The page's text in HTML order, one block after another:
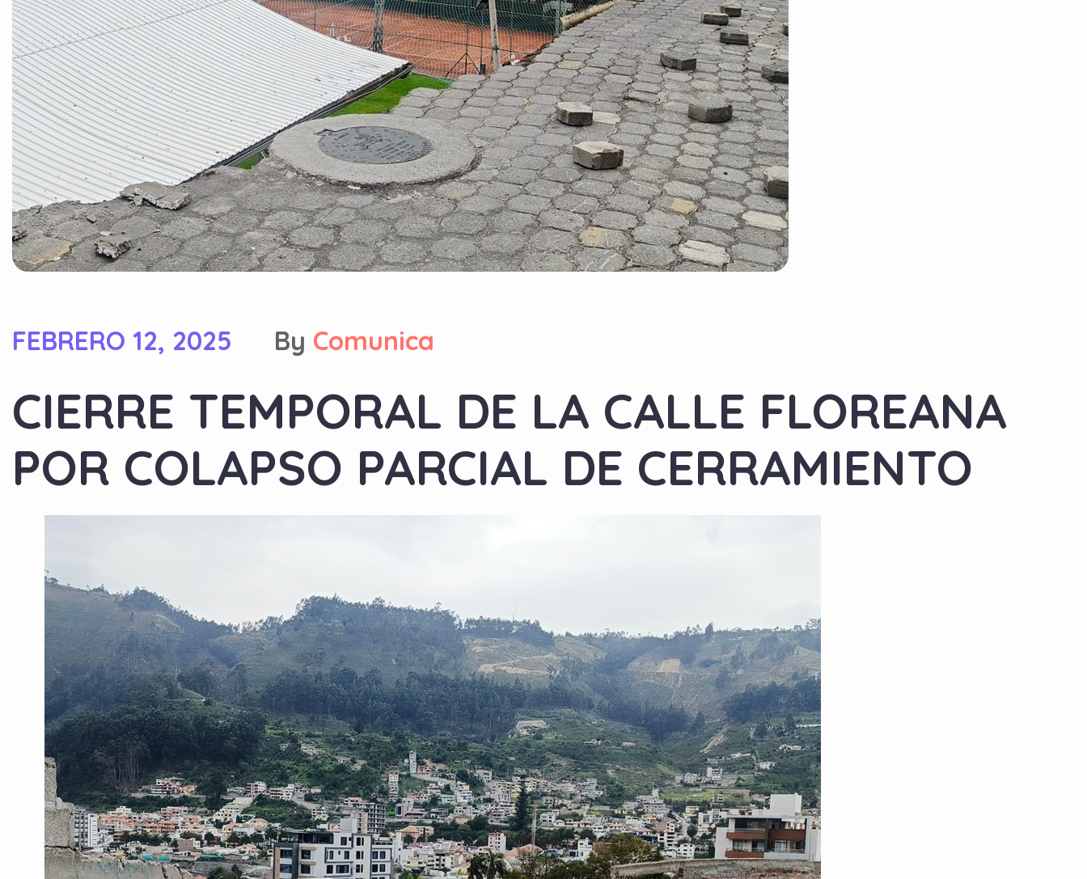
FEBRERO 12, 2025 By Comunica
CIERRE TEMPORAL DE LA CALLE FLOREANA
POR COLAPSO PARCIAL DE CERRAMIENTO